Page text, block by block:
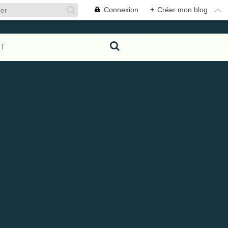
Connexion + Créer mon blog